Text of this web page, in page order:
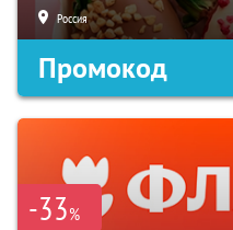
Россия
Промокод
-33%